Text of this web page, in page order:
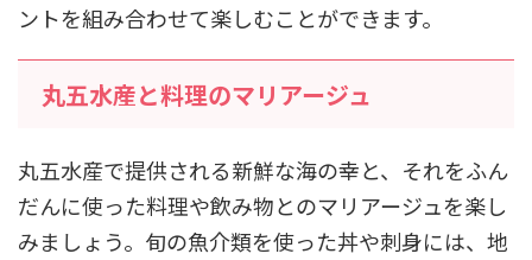
ントを組み合わせて楽しむことができます。
丸五水産と料理のマリアージュ
丸五水産で提供される新鮮な海の幸と、それをふん
だんに使った料理や飲み物とのマリアージュを楽し
みましょう。旬の魚介類を使った丼や刺身には、地